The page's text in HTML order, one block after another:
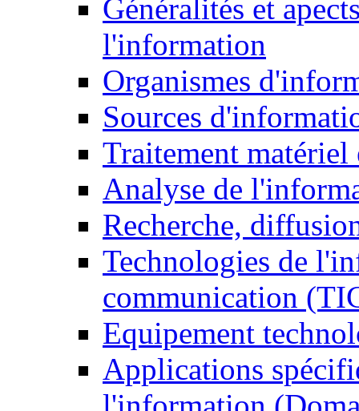
Généralités et
l'information
Organismes
Sources
Traitement matériel
Analyse de
Recherche,
Technologies de
communication
Equipement
Applications